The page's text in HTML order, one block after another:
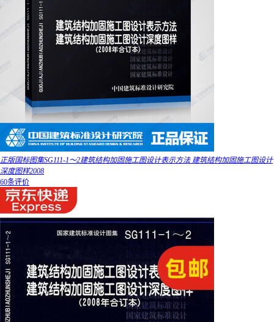
正版国标图集SG111-1～2建筑结构加固施工图设计表示方法 建筑结构加固施工图设计
深度图样2008
60条评价